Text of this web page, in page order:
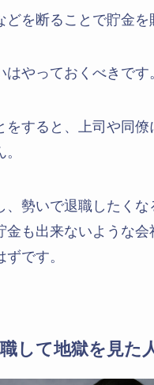
どを断ることで貯金を
はやっておくべきです
をすると、上司や同僚
、勢いで退職したくな
金も出来ないような
です。
して地獄を見た